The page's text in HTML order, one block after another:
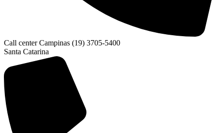
Call center Campinas (19) 3705-5400
Santa Catarina